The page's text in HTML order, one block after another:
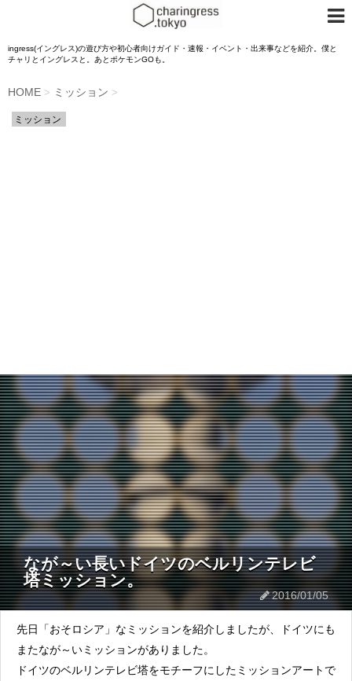
ingress(イングレス)の遊び方や初心者向けガイド・速報・イベント・出来事などを紹介。僕と
チャリとイングレスと。あとポケモンGOも。
HOME > ミッション >
ミッション
なが～い長いドイツのベルリンテレビ
塔ミッション。
2016/01/05
先日「おそロシア」なミッションを紹介しましたが、ドイツにも
またなが～いミッションがありました。
ドイツのベルリンテレビ塔をモチーフにしたミッションアートで